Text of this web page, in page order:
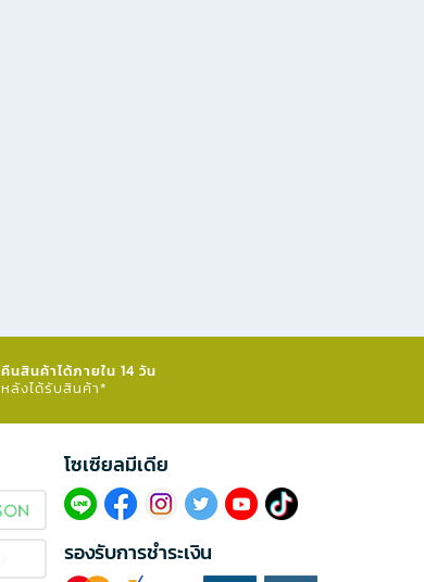
คืนสินค้าได้ภายใน 14 วัน
หลังได้รับสินค้า*
โซเซียลมีเดีย​
รองรับการชำระเงิน